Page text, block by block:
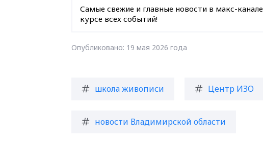
Самые свежие и главные новости в макс-канале
курсе всех событий!
Опубликовано: 19 мая 2026 года
школа живописи Центр ИЗО
новости Владимирской области